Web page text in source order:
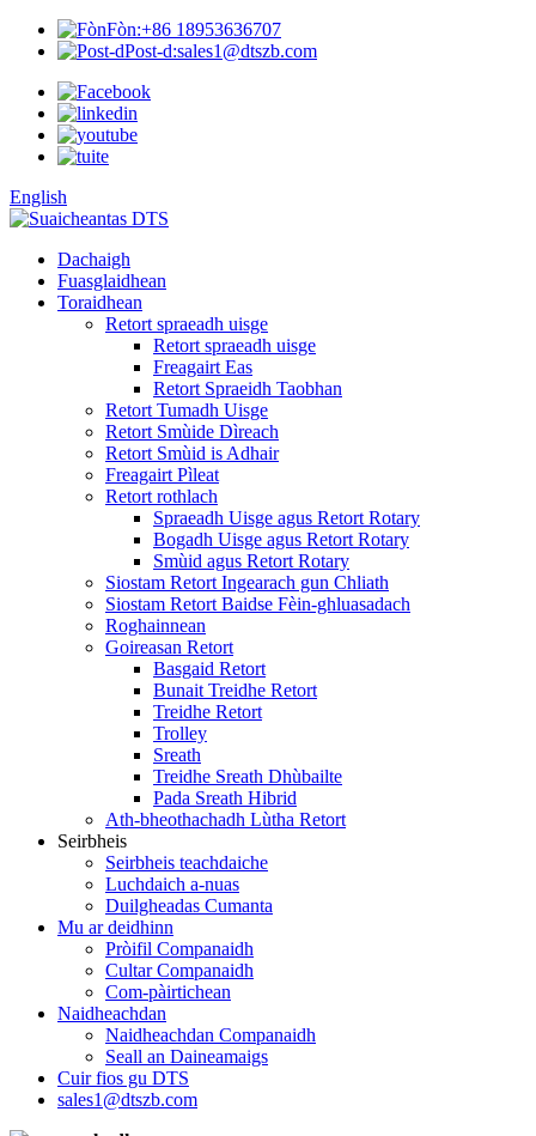
Fòn:+86 18953636707
Post-d:sales1@dtszb.com
English
Dachaigh
Fuasglaidhean
Toraidhean
Retort spraeadh uisge
Retort spraeadh uisge
Freagairt Eas
Retort Spraeidh Taobhan
Retort Tumadh Uisge
Retort Smùide Dìreach
Retort Smùid is Adhair
Freagairt Pìleat
Retort rothlach
Spraeadh Uisge agus Retort Rotary
Bogadh Uisge agus Retort Rotary
Smùid agus Retort Rotary
Siostam Retort Ingearach gun Chliath
Siostam Retort Baidse Fèin-ghluasadach
Roghainnean
Goireasan Retort
Basgaid Retort
Bunait Treidhe Retort
Treidhe Retort
Trolley
Sreath
Treidhe Sreath Dhùbailte
Pada Sreath Hibrid
Ath-bheothachadh Lùtha Retort
Seirbheis
Seirbheis teachdaiche
Luchdaich a-nuas
Duilgheadas Cumanta
Mu ar deidhinn
Pròifil Companaidh
Cultar Companaidh
Com-pàirtichean
Naidheachdan
Naidheachdan Companaidh
Seall an Daineamaigs
Cuir fios gu DTS
sales1@dtszb.com